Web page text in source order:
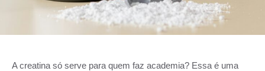
A creatina só serve para quem faz academia? Essa é uma